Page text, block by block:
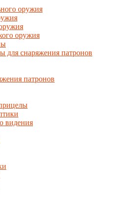
оружия
оружия
для снаряжения патронов
патронов
видения